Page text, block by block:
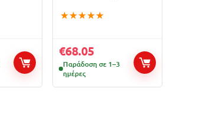
★★★★★
€68.05
Παράδοση σε 1–3
ημέρες